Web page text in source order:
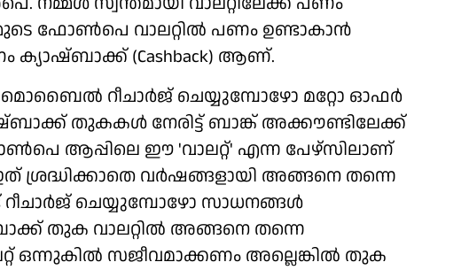
നമ്മുടെ ഫോണ്‍പെ വാലറ്റില്‍ പണം ഉണ്ടാകാന്‍
(Cashback) ആണ്.
റീചാര്‍ജ് ചെയ്യുമ്പോഴോ മറ്റോ ഓഫര്‍
തുകകള്‍ നേരിട്ട് ബാങ്ക് അക്കൗണ്ടിലേക്ക്
ആപ്പിലെ ഈ 'വാലറ്റ്' എന്ന പേഴ്‌സിലാണ്
ശ്രദ്ധിക്കാതെ വര്‍ഷങ്ങളായി അങ്ങനെ തന്നെ
ചെയ്യുമ്പോഴോ സാധനങ്ങള്‍
തുക വാലറ്റില്‍ അങ്ങനെ തന്നെ
ഒന്നുകില്‍ സജീവമാക്കണം അല്ലെങ്കില്‍ തുക